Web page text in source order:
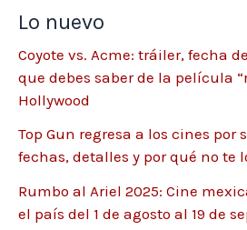
Lo nuevo
Coyote vs. Acme: tráiler, fecha
que debes saber de la película
Hollywood
Top Gun regresa a los cines por
fechas, detalles y por qué no te
Rumbo al Ariel 2025: Cine
el país del 1 de agosto al 19 de